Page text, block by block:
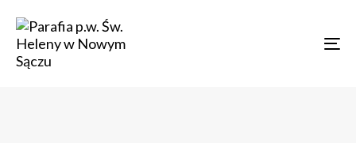
links to
primary